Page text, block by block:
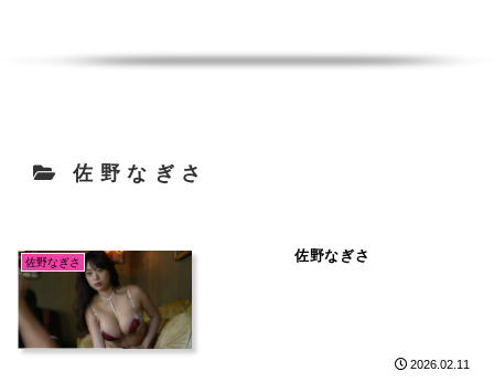
佐野なぎさ
佐野なぎさ 佐野なぎさ
2026.02.11